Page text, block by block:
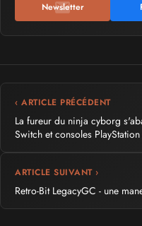
Newsletter
‹ ARTICLE PRÉCÉDENT
La fureur du ninja cyborg
Switch et consoles
ARTICLE SUIVANT ›
Retro-Bit LegacyGC - une